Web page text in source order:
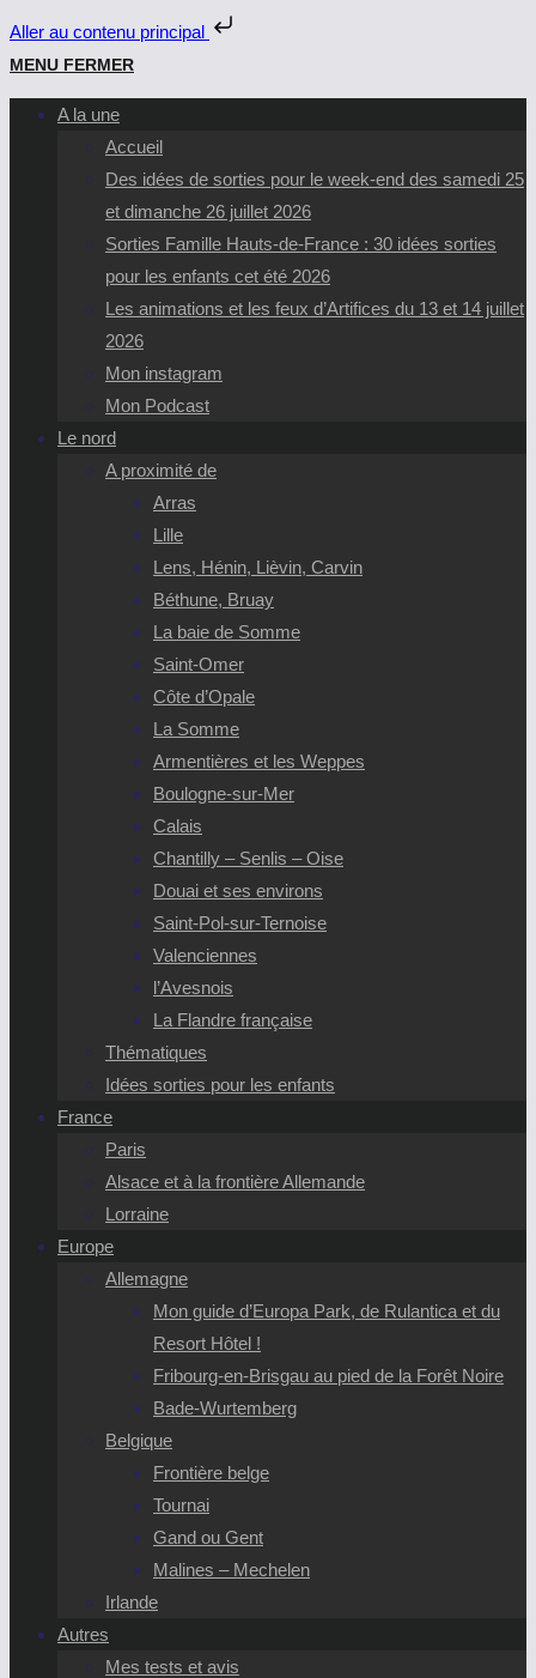
Aller au contenu principal
Skip
to
content
MENU FERMER
A la une
Accueil
Des idées de sorties pour le week-end des samedi 25
et dimanche 26 juillet 2026
Sorties Famille Hauts-de-France : 30 idées sorties
pour les enfants cet été 2026
Les animations et les feux d’Artifices du 13 et 14 juillet
2026
Mon instagram
Mon Podcast
Le nord
A proximité de
Arras
Lille
Lens, Hénin, Lièvin, Carvin
Béthune, Bruay
La baie de Somme
Saint-Omer
Côte d’Opale
La Somme
Armentières et les Weppes
Boulogne-sur-Mer
Calais
Chantilly – Senlis – Oise
Douai et ses environs
Saint-Pol-sur-Ternoise
Valenciennes
l’Avesnois
La Flandre française
Thématiques
Idées sorties pour les enfants
France
Paris
Alsace et à la frontière Allemande
Lorraine
Europe
Allemagne
Mon guide d’Europa Park, de Rulantica et du
Resort Hôtel !
Fribourg-en-Brisgau au pied de la Forêt Noire
Bade-Wurtemberg
Belgique
Frontière belge
Tournai
Gand ou Gent
Malines – Mechelen
Irlande
Autres
Mes tests et avis